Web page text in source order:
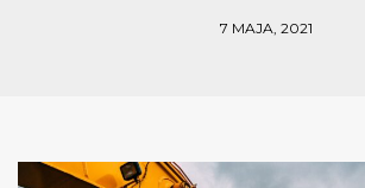
7 MAJA, 2021